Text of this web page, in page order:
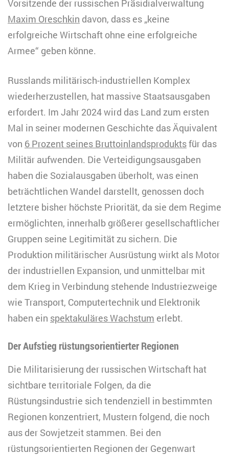
Vorsitzende der russischen Präsidialverwaltung
Maxim Oreschkin davon, dass es „keine
erfolgreiche Wirtschaft ohne eine erfolgreiche
Armee“ geben könne.
Russlands militärisch-industriellen Komplex
wiederherzustellen, hat massive Staatsausgaben
erfordert. Im Jahr 2024 wird das Land zum ersten
Mal in seiner modernen Geschichte das Äquivalent
von 6 Prozent seines Bruttoinlandsproduktsfür das
Militär aufwenden. Die Verteidigungsausgaben
haben die Sozialausgaben überholt, was einen
beträchtlichen Wandel darstellt, genossen doch
letztere bisher höchste Priorität, da sie dem Regime
ermöglichten, innerhalb größerer gesellschaftlicher
Gruppen seine Legitimität zu sichern. Die
Produktion militärischer Ausrüstung wirkt als Motor
der industriellen Expansion, und unmittelbar mit
dem Krieg in Verbindung stehende Industriezweige
wie Transport, Computertechnik und Elektronik
haben ein spektakuläres Wachstum erlebt.
Der Aufstieg rüstungsorientierter Regionen
Die Militarisierung der russischen Wirtschaft hat
sichtbare territoriale Folgen, da die
Rüstungsindustrie sich tendenziell in bestimmten
Regionen konzentriert, Mustern folgend, die noch
aus der Sowjetzeit stammen. Bei den
rüstungsorientierten Regionen der Gegenwart